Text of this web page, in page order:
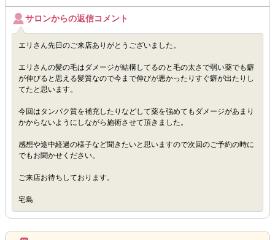
サロンからの返信コメント
エリさん先日のご来店ありがとうございました。
エリさんの髪の毛はダメージが結構してるのと毛の太さで弱い薬でも癖
が伸びると思える髪質なので今まで伸びが悪かったりすぐ癖が出たりし
てたと思います。
今回はタンパク質を補充したりなどして薬を強めてもダメージがあまり
かからないようにしながら施術させて頂きました。
感想や途中経過の様子など聞きたいと思いますので次回のご予約の時に
でもお聞かせください。
ご来店お待ちしております。
宅島